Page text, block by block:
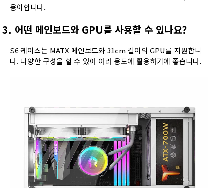
용이합니다.
3. 어떤 메인보드와 GPU를 사용할 수 있나요?
S6 케이스는 MATX 메인보드와 31cm 길이의 GPU를 지원합니
다. 다양한 구성을 할 수 있어 여러 용도에 활용하기에 좋습니다.